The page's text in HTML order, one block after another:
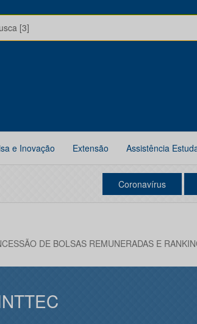
[3]
e Inovação Extensão Assistência
Coronavírus
DE BOLSAS REMUNERADAS E